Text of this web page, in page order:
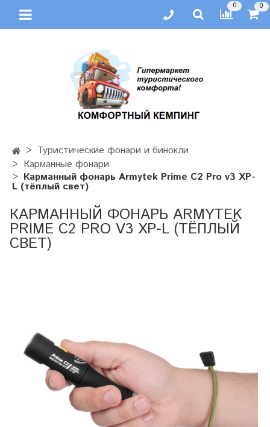
0 0
Туристические фонари и бинокли
Карманные фонари
Карманный фонарь Armytek Prime C2 Pro v3 XP-
L (тёплый свет)
КАРМАННЫЙ ФОНАРЬ ARMYTEK
PRIME C2 PRO V3 XP-L (ТЁПЛЫЙ
СВЕТ)